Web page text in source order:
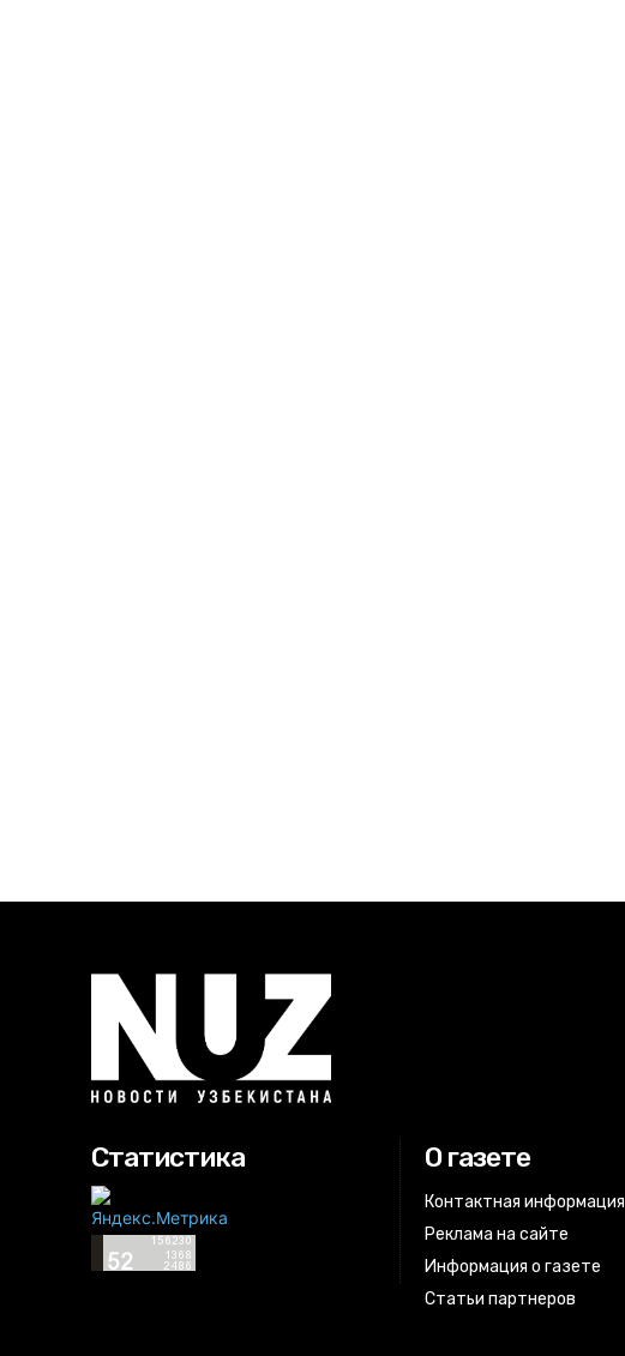
Статистика О газете
Контактная информация
Реклама на сайте
Информация о газете
Статьи партнеров